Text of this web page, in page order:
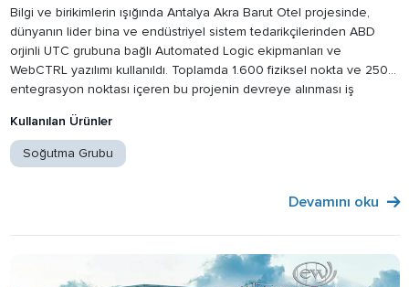
Bilgi ve birikimlerin ışığında Antalya Akra Barut Otel projesinde,
dünyanın lider bina ve endüstriyel sistem tedarikçilerinden ABD
orjinli UTC grubuna bağlı Automated Logic ekipmanları ve
WebCTRL yazılımı kullanıldı. Toplamda 1.600 fiziksel nokta ve 250
entegrasyon noktası içeren bu projenin devreye alınması iş
Kullanılan Ürünler
Soğutma Grubu
Devamını oku